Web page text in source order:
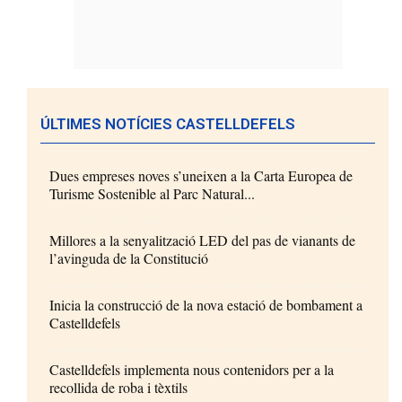
ÚLTIMES NOTÍCIES CASTELLDEFELS
Dues empreses noves s’uneixen a la Carta Europea de
Turisme Sostenible al Parc Natural...
Millores a la senyalització LED del pas de vianants de
l’avinguda de la Constitució
Inicia la construcció de la nova estació de bombament a
Castelldefels
Castelldefels implementa nous contenidors per a la
recollida de roba i tèxtils